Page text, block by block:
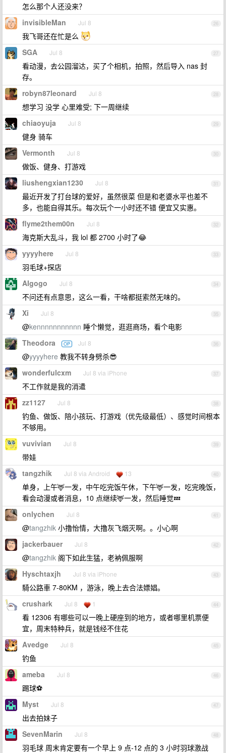
怎么那个人还没来？
26
invisibleMan Jul 8
我飞哥还在忙是么
27
SGA Jul 8
看动漫，去公园溜达，买了个相机，拍照，然后导入 nas 封
存。
28
robyn87leonard Jul 8
想学习 没学 心里难受; 下一周继续
29
chiaoyuja Jul 8
健身 骑车
30
Vermonth Jul 8
做饭、健身、打游戏
31
liushengxian1230 Jul 8
最近开发了打台球的爱好，虽然很菜 但是和老婆水平也差不
多，也能自得其乐。每次玩个一小时还不错 便宜又实惠。
32
flyme2them00n Jul 8
海克斯大乱斗，我 lol 都 2700 小时了😂
33
yyyyhere Jul 8
羽毛球+探店
34
AIgogo Jul 8
不问还有点意思，这么一看，干啥都挺索然无味的。
35
Xi Jul 8
@kennnnnnnnnnn 睡个懒觉，逛逛商场，看个电影
36
Theodora OP Jul 8
@yyyyhere 教我不转身劈杀😎
37
wonderfulcxm Jul 8 via iPhone
不工作就是我的消遣
38
zz1127 Jul 8
钓鱼、做饭、陪小孩玩、打游戏（优先级最低）、感觉时间根本
不够用。
39
vuvivian Jul 8
带娃
40
tangzhik Jul 8 via Android 13
单身，上午🦌一发，中午吃完饭午休，下午🦌一发，吃完晚饭，
看会动漫或者消息，10 点继续🦌一发，然后睡觉💤
41
onlychen Jul 8
@tangzhik 小撸怡情，大撸灰飞烟灭啊。。小心啊
42
jackerbauer Jul 8
@tangzhik 阁下如此生猛，老衲佩服啊
43
Hyschtaxjh Jul 8 via iPhone
騎公路車 7-80KM ，游泳，晚上去合法嫖娼。
44
crushark Jul 8 1
看 12306 有哪些可以一晚上硬座到的地方，或者哪里机票便
宜，周末特种兵，就是钱经不住花
45
Avedge Jul 8
钓鱼
46
ameba Jul 8
踢球⚽️
47
Myst Jul 8
出去拍妹子
48
SevenMarin Jul 8
羽毛球 周末肯定要有一个早上 9 点-12 点的 3 小时羽球激战